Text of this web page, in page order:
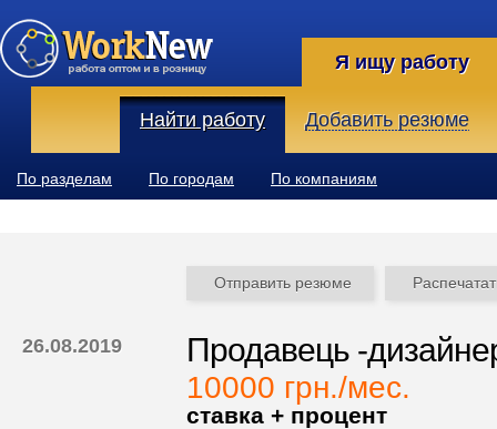
Я ищу работу
Найти работу Добавить резюме
По разделам По городам По компаниям
Отправить резюме
26.08.2019 Продавець -
10000 грн./мес.
ставка + процент